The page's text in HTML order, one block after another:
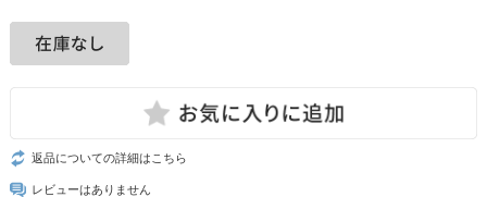
返品についての詳細はこちら
レビューはありません